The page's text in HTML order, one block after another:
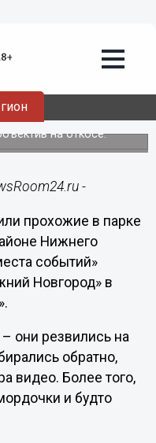
«Швейцария»
на откосе.
-
прохожие в парке
Нижнего
событий»
Новгород» в
они резвились на
обратно,
видео. Более того,
и будто